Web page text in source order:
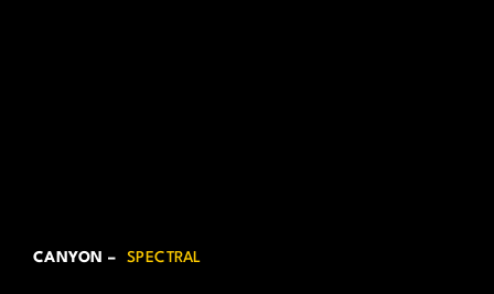
CANYON – SPECTRAL